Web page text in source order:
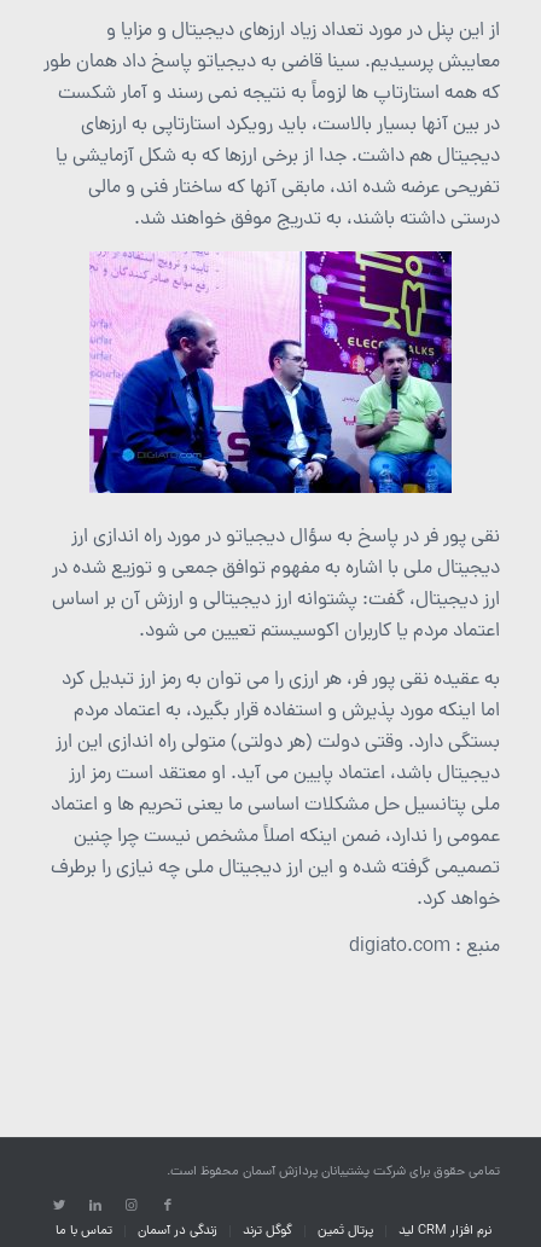
از این پنل در مورد تعداد زیاد ارزهای دیجیتال و مزایا و
معایبش پرسیدیم. سینا قاضی به دیجیاتو پاسخ داد همان طور
که همه استارتاپ ها لزوماً به نتیجه نمی رسند و آمار شکست
در بین آنها بسیار بالاست، باید رویکرد استارتاپی به ارزهای
دیجیتال هم داشت. جدا از برخی ارزها که به شکل آزمایشی یا
تفریحی عرضه شده اند، مابقی آنها که ساختار فنی و مالی
درستی داشته باشند، به تدریج موفق خواهند شد.
نقی پور فر در پاسخ به سؤال دیجیاتو در مورد راه اندازی ارز
دیجیتال ملی با اشاره به مفهوم توافق جمعی و توزیع شده در
ارز دیجیتال، گفت: پشتوانه ارز دیجیتالی و ارزش آن بر اساس
اعتماد مردم یا کاربران اکوسیستم تعیین می شود.
به عقیده نقی پور فر، هر ارزی را می توان به رمز ارز تبدیل کرد
اما اینکه مورد پذیرش و استفاده قرار بگیرد، به اعتماد مردم
بستگی دارد. وقتی دولت (هر دولتی) متولی راه اندازی این ارز
دیجیتال باشد، اعتماد پایین می آید. او معتقد است رمز ارز
ملی پتانسیل حل مشکلات اساسی ما یعنی تحریم ها و اعتماد
عمومی را ندارد، ضمن اینکه اصلاً مشخص نیست چرا چنین
تصمیمی گرفته شده و این ارز دیجیتال ملی چه نیازی را برطرف
خواهد کرد.
منبع : digiato.com
تمامی حقوق برای شرکت پشتیبانان پردازش آسمان محفوظ است.
نرم افزار CRM لید پرتال ثمین گوگل ترند زندگی در آسمان تماس با ما